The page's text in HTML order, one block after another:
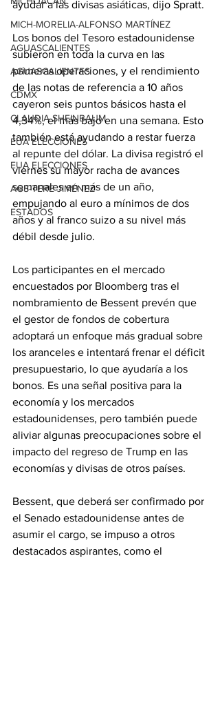
MICH-MORELIA-ALFONSO MARTÍNEZ
AGUASCALIENTES
AGUASCALIENTES
CDMX
CLAUDIA SHEINBAUM
EUA ELECCIONES
EUA ELECCIONES
AGS-TERE JIMÉNEZ
ESTADOS
ayudar a las divisas asiáticas, dijo Spratt.
Los bonos del Tesoro estadounidense
subieron en toda la curva en las
primeras operaciones, y el rendimiento
de las notas de referencia a 10 años
cayeron seis puntos básicos hasta el
4,34%, el más bajo en una semana. Esto
también está ayudando a restar fuerza
al repunte del dólar. La divisa registró el
viernes su mayor racha de avances
semanales en más de un año,
empujando al euro a mínimos de dos
años y al franco suizo a su nivel más
débil desde julio.
Los participantes en el mercado
encuestados por Bloomberg tras el
nombramiento de Bessent prevén que
el gestor de fondos de cobertura
adoptará un enfoque más gradual sobre
los aranceles e intentará frenar el déficit
presupuestario, lo que ayudaría a los
bonos. Es una señal positiva para la
economía y los mercados
estadounidenses, pero también puede
aliviar algunas preocupaciones sobre el
impacto del regreso de Trump en las
economías y divisas de otros países.
Bessent, que deberá ser confirmado por
el Senado estadounidense antes de
asumir el cargo, se impuso a otros
destacados aspirantes, como el